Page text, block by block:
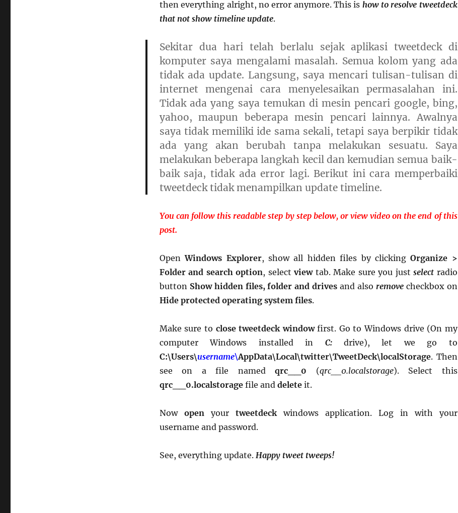
then everything alright, no error anymore. This is how to resolve tweetdeck
that not show timeline update.
Sekitar dua hari telah berlalu sejak aplikasi tweetdeck di
komputer saya mengalami masalah. Semua kolom yang ada
tidak ada update. Langsung, saya mencari tulisan-tulisan di
internet mengenai cara menyelesaikan permasalahan ini.
Tidak ada yang saya temukan di mesin pencari google, bing,
yahoo, maupun beberapa mesin pencari lainnya. Awalnya
saya tidak memiliki ide sama sekali, tetapi saya berpikir tidak
ada yang akan berubah tanpa melakukan sesuatu. Saya
melakukan beberapa langkah kecil dan kemudian semua baik-
baik saja, tidak ada error lagi. Berikut ini cara memperbaiki
tweetdeck tidak menampilkan update timeline.
You can follow this readable step by step below, or view video on the end of this
post.
OpenWindows Explorer, show all hidden files by clickingOrganize >
Folder and search option, selectviewtab. Make sure you justselect radio
button Show hidden files, folder and drives and also removecheckbox on
Hide protected operating system files.
Make sure to close tweetdeck windowfirst. Go to Windows drive (On my
computer Windows installed in C:drive), let we go to
C:\Users\username\AppData\Local\twitter\TweetDeck\localStorage. Then
see on a file namedqrc__0 (qrc__0.localstorage). Select this
qrc__0.localstoragefile and deleteit.
Now openyour tweetdeckwindows application. Log in with your
username and password.
See, everything update. Happy tweet tweeps!